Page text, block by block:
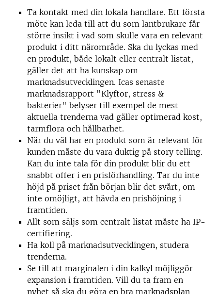
Ta kontakt med din lokala handlare. Ett första
möte kan leda till att du som lantbrukare får
större insikt i vad som skulle vara en relevant
produkt i ditt närområde. Ska du lyckas med
en produkt, både lokalt eller centralt listat,
gäller det att ha kunskap om
marknadsutvecklingen. Icas senaste
marknadsrapport "Klyftor, stress &
bakterier" belyser till exempel de mest
aktuella trenderna vad gäller optimerad kost,
tarmflora och hållbarhet.
När du väl har en produkt som är relevant för
kunden måste du vara duktig på story telling.
Kan du inte tala för din produkt blir du ett
snabbt offer i en prisförhandling. Tar du inte
höjd på priset från början blir det svårt, om
inte omöjligt, att hävda en prishöjning i
framtiden.
Allt som säljs som centralt listat måste ha IP-
certifiering.
Ha koll på marknadsutvecklingen, studera
trenderna.
Se till att marginalen i din kalkyl möjliggör
expansion i framtiden. Vill du ta fram en
nyhet så ska du göra en bra marknadsplan